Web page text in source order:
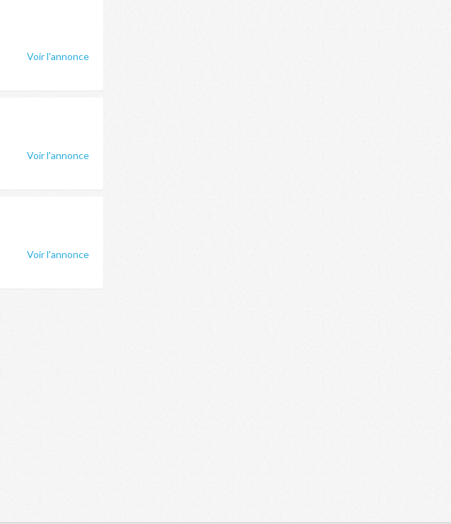
Voir l'annonce
Voir l'annonce
Voir l'annonce